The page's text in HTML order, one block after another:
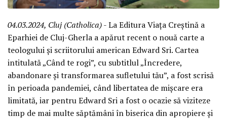
04.03.2024, Cluj (Catholica)- La Editura Viața Creștină a
Eparhiei de Cluj-Gherla a apărut recent o nouă carte a
teologului și scriitorului american Edward Sri. Cartea
intitulată „Când te rogi”, cu subtitlul „Încredere,
abandonare și transformarea sufletului tău”, a fost scrisă
în perioada pandemiei, când libertatea de mișcare era
limitată, iar pentru Edward Sri a fost o ocazie să viziteze
timp de mai multe săptămâni în biserica din apropiere și